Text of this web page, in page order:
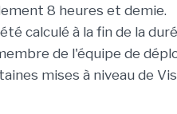
8 heures et demie.
calculé à la fin de la
de l'équipe de
mises à niveau de